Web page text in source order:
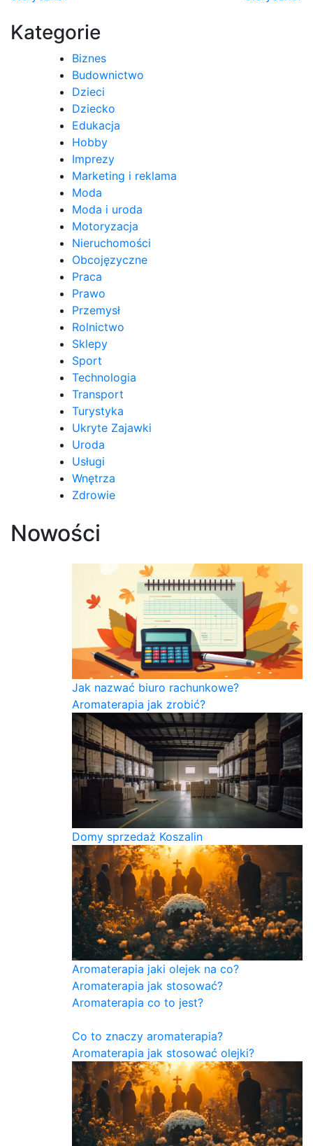
wpisu
Kategorie
Biznes
Budownictwo
Dzieci
Dziecko
Edukacja
Hobby
Imprezy
Marketing i reklama
Moda
Moda i uroda
Motoryzacja
Nieruchomości
Obcojęzyczne
Praca
Prawo
Przemysł
Rolnictwo
Sklepy
Sport
Technologia
Transport
Turystyka
Ukryte Zajawki
Uroda
Usługi
Wnętrza
Zdrowie
Nowości
Jak nazwać biuro rachunkowe?
Aromaterapia jak zrobić?
Domy sprzedaż Koszalin
Aromaterapia jaki olejek na co?
Aromaterapia jak stosować?
Aromaterapia co to jest?
Co to znaczy aromaterapia?
Aromaterapia jak stosować olejki?